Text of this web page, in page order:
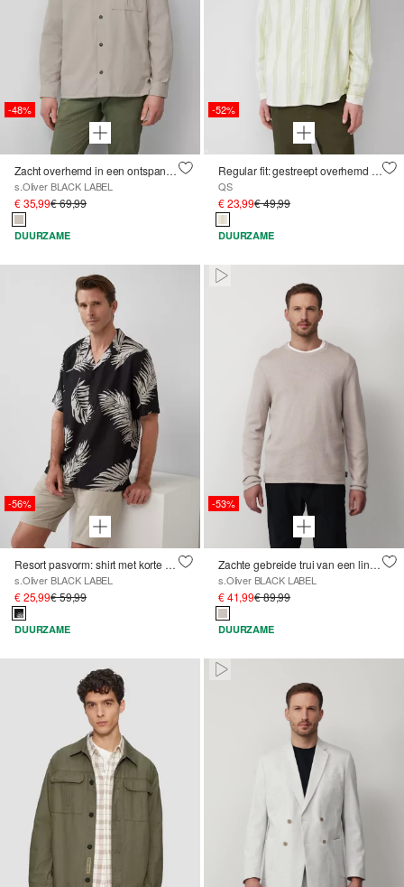
-48%
Zacht overhemd in een ontspannen pasvorm met steekzakken
s.Oliver BLACK LABEL
€ 35,99€ 69,99
DUURZAME
-52%
Regular fit: gestreept overhemd met gestructureerde look
QS
€ 23,99€ 49,99
DUURZAME
-56%
Resort pasvorm: shirt met korte mouwen van viscosemix
s.Oliver BLACK LABEL
€ 25,99€ 59,99
DUURZAME
Paused • Muted
-53%
Zachte gebreide trui van een linnenmix met katoen
s.Oliver BLACK LABEL
€ 41,99€ 89,99
DUURZAME
Paused • Muted